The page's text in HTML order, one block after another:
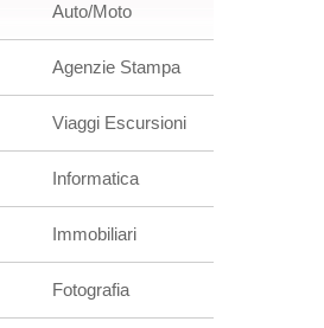
Auto/Moto
Agenzie Stampa
Viaggi Escursioni
Informatica
Immobiliari
Fotografia